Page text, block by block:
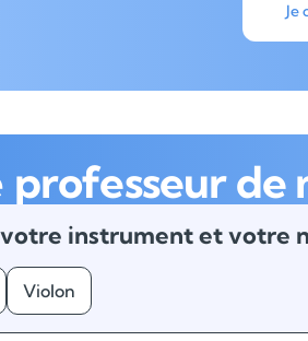
Je
professeur de
instrument et votre
Violon